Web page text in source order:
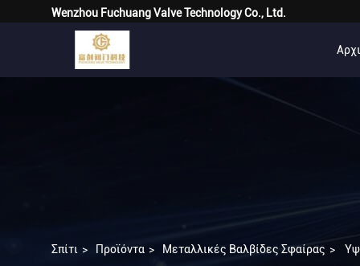
Wenzhou Fuchuang Valve Technology Co., Ltd.
Σπίτι > Προϊόντα > Μεταλλικές Βαλβίδες Σφαίρας >